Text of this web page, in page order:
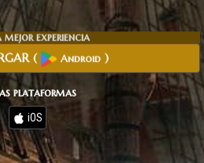
mejor experiencia
( Android )
plataformas
iOS